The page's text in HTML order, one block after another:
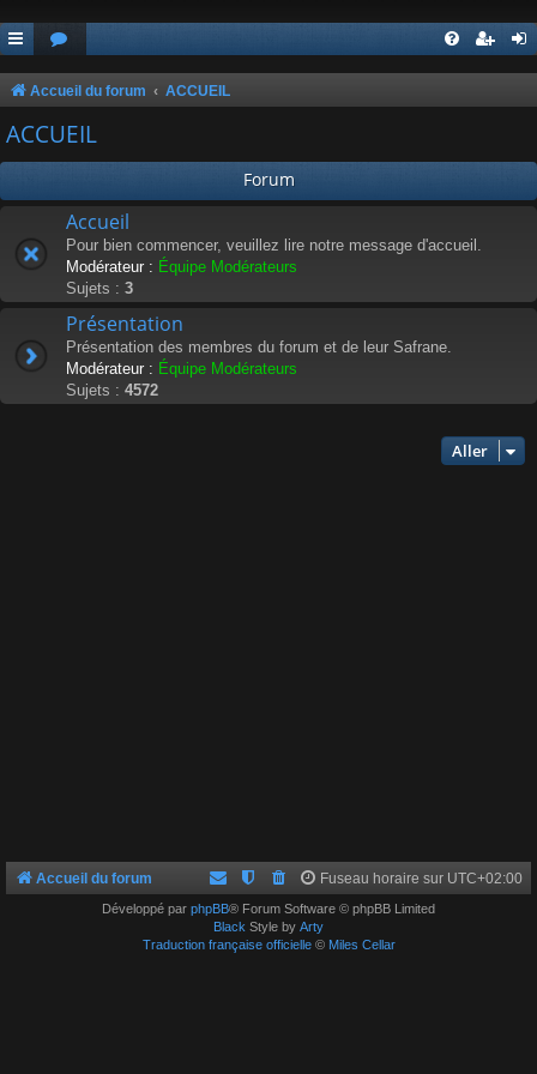
Accueil du forum ACCUEIL
ACCUEIL
Forum
Accueil
Pour bien commencer, veuillez lire notre message d'accueil.
Modérateur : Équipe Modérateurs
Sujets : 3
Présentation
Présentation des membres du forum et de leur Safrane.
Modérateur : Équipe Modérateurs
Sujets : 4572
Aller
Accueil du forum Fuseau horaire sur UTC+02:00
Développé par phpBB® Forum Software © phpBB Limited
Black Style by Arty
Traduction française officielle© Miles Cellar